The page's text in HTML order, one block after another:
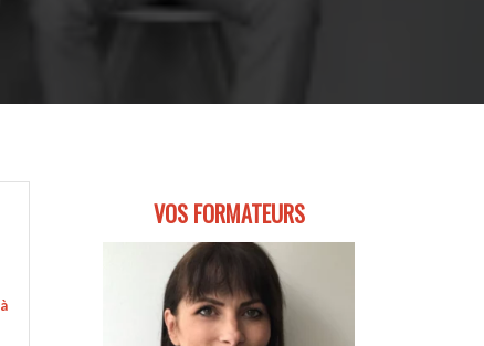
VOS FORMATEURS